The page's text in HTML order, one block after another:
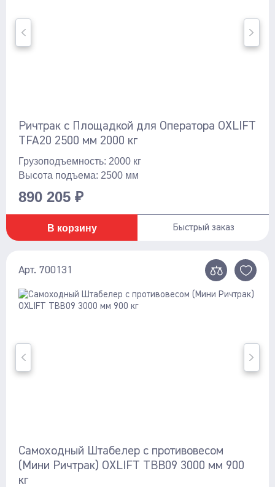
Ричтрак с Площадкой для Оператора OXLIFT
TFA20 2500 мм 2000 кг
Грузоподъемность: 2000 кг
Высота подъема: 2500 мм
890 205 ₽
В корзину Быстрый заказ
Арт. 700131
Самоходный Штабелер с противовесом
(Мини Ричтрак) OXLIFT TBB09 3000 мм 900
кг